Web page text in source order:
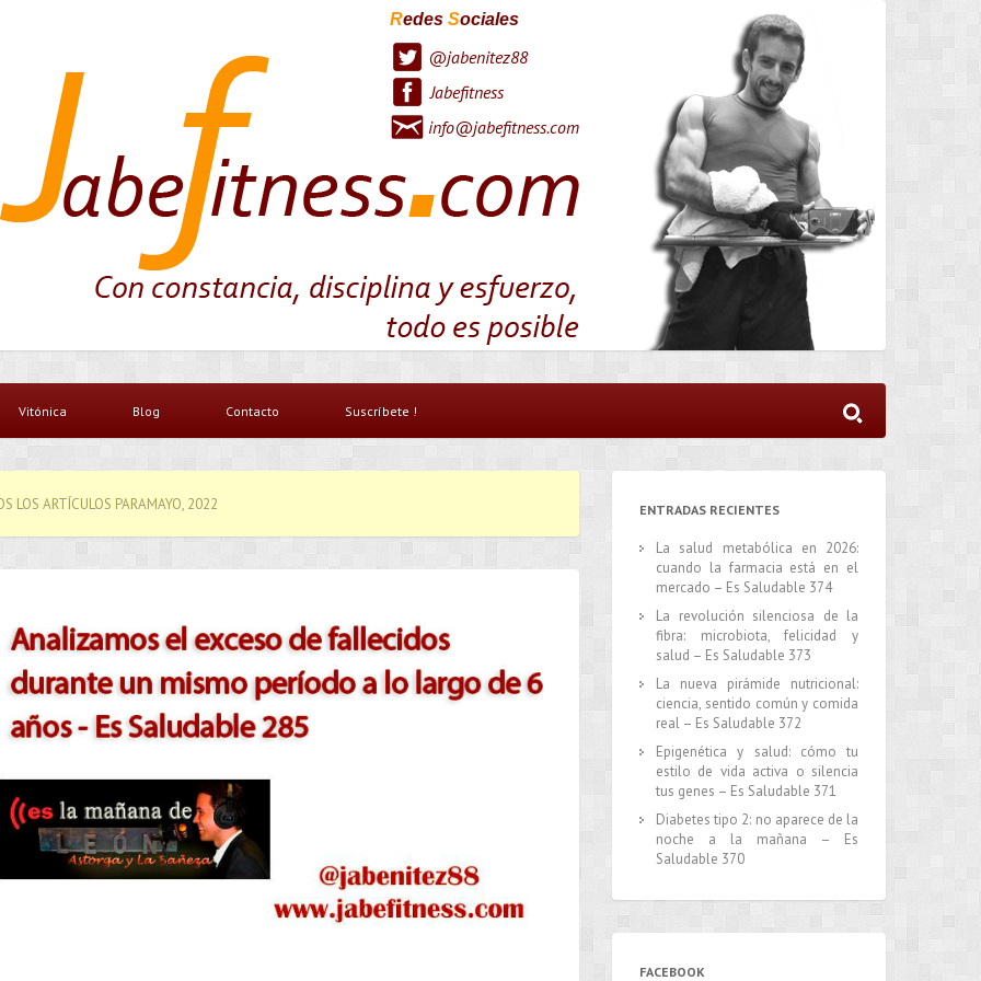
Redes Sociales
@jabenitez88
Jabefitness
info@jabefitness.com
Vitónica Blog Contacto Suscríbete !
LOS ARTÍCULOS PARAMAYO, 2022 ENTRADAS RECIENTES
La salud metabólica en 2026:
cuando la farmacia está en el
mercado – Es Saludable 374
La revolución silenciosa de la
fibra: microbiota, felicidad y
salud – Es Saludable 373
La nueva pirámide nutricional:
ciencia, sentido común y comida
real – Es Saludable 372
Epigenética y salud: cómo tu
estilo de vida activa o silencia
tus genes – Es Saludable 371
Diabetes tipo 2: no aparece de la
noche a la mañana – Es
Saludable 370
FACEBOOK